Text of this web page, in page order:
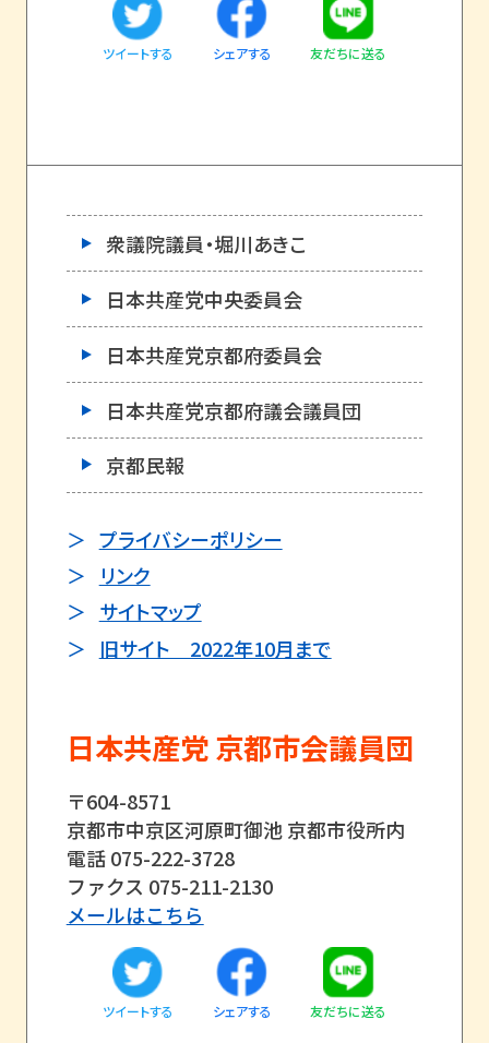
ツイートする シェアする 友だちに送る
日本共産党 京都市会議員団
〒604-8571
京都市中京区河原町御池 京都市役所内
電話 075-222-3728
ファクス 075-211-2130
メールはこちら
ツイートする シェアする 友だちに送る
衆議院議員・堀川あきこ
日本共産党中央委員会
日本共産党京都府委員会
日本共産党京都府議会議員団
京都民報
プライバシーポリシー
リンク
サイトマップ
旧サイト 2022年10月まで